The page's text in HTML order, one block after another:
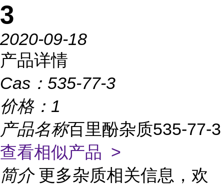
3
2020-09-18
产品详情
Cas： 535-77-3
价格： 1
产品名称百里酚杂质535-77-3
查看相似产品 >
简介 更多杂质相关信息，欢